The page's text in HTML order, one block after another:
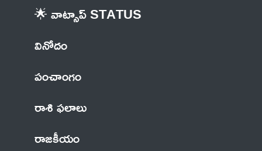
🌟 వాట్సాప్ STATUS
వినోదం
పంచాంగం
రాశి ఫలాలు
రాజకీయం